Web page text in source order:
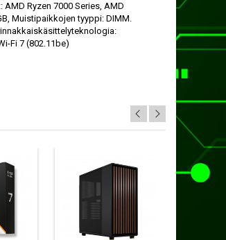
Ryzen 7000 Series, AMD
Muistipaikkojen tyyppi: DIMM.
Fi 7 (802.11be)